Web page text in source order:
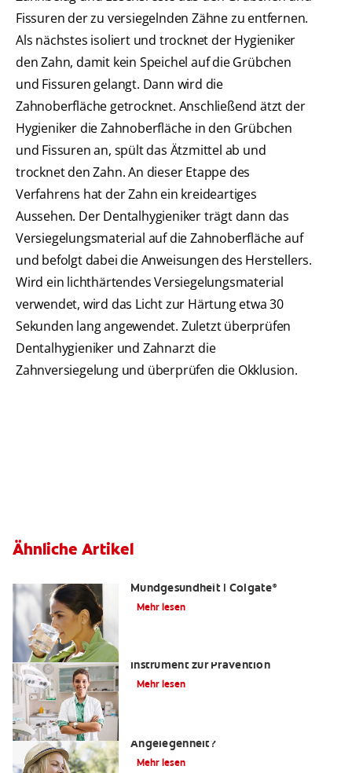
Fissuren der zu versiegelnden Zähne zu entfernen.
Als nächstes isoliert und trocknet der Hygieniker
den Zahn, damit kein Speichel auf die Grübchen
und Fissuren gelangt. Dann wird die
Zahnoberfläche getrocknet. Anschließend ätzt der
Hygieniker die Zahnoberfläche in den Grübchen
und Fissuren an, spült das Ätzmittel ab und
trocknet den Zahn. An dieser Etappe des
Verfahrens hat der Zahn ein kreideartiges
Aussehen. Der Dentalhygieniker trägt dann das
Versiegelungsmaterial auf die Zahnoberfläche auf
und befolgt dabei die Anweisungen des Herstellers.
Wird ein lichthärtendes Versiegelungsmaterial
verwendet, wird das Licht zur Härtung etwa 30
Sekunden lang angewendet. Zuletzt überprüfen
Dentalhygieniker und Zahnarzt die
Zahnversiegelung und überprüfen die Okklusion.
Ähnliche Artikel
Mundgesundheit | Colgate®
Mehr lesen
Instrument zur Prävention
Mehr lesen
Angelegenheit?
Mehr lesen